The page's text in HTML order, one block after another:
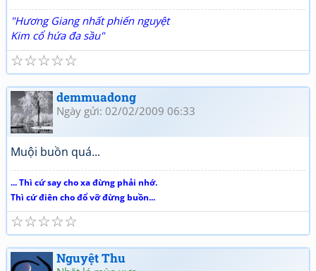
"Hương Giang nhất phiến nguyệt
Kim cổ hứa đa sầu"
☆
☆
☆
☆
☆
demmuadong
Ngày gửi: 02/02/2009 06:33
Muội buồn quá...
... Thì cứ say cho xa đừng phải nhớ.
Thì cứ điên cho đổ vỡ đừng buồn...
☆
☆
☆
☆
☆
Nguyệt Thu